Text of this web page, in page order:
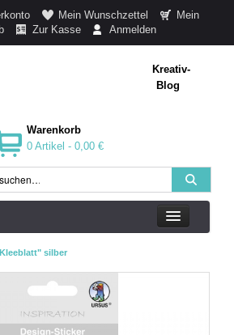
Mein Wunschzettel
Mein
Zur Kasse Anmelden
Kreativ-
Blog
Warenkorb
0 Artikel - 0,00 €
silber